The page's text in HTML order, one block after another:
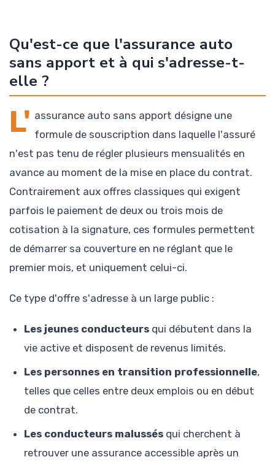
Qu'est-ce que l'assurance auto
sans apport et à qui s'adresse-t-
elle ?
L' assurance auto sans apport désigne une
formule de souscription dans laquelle l'assuré
n'est pas tenu de régler plusieurs mensualités en
avance au moment de la mise en place du contrat.
Contrairement aux offres classiques qui exigent
parfois le paiement de deux ou trois mois de
cotisation à la signature, ces formules permettent
de démarrer sa couverture en ne réglant que le
premier mois, et uniquement celui-ci.
Ce type d'offre s'adresse à un large public :
Les jeunes conducteurs qui débutent dans la
vie active et disposent de revenus limités.
Les personnes en transition professionnelle,
telles que celles entre deux emplois ou en début
de contrat.
Les conducteurs malussés qui cherchent à
retrouver une assurance accessible après un